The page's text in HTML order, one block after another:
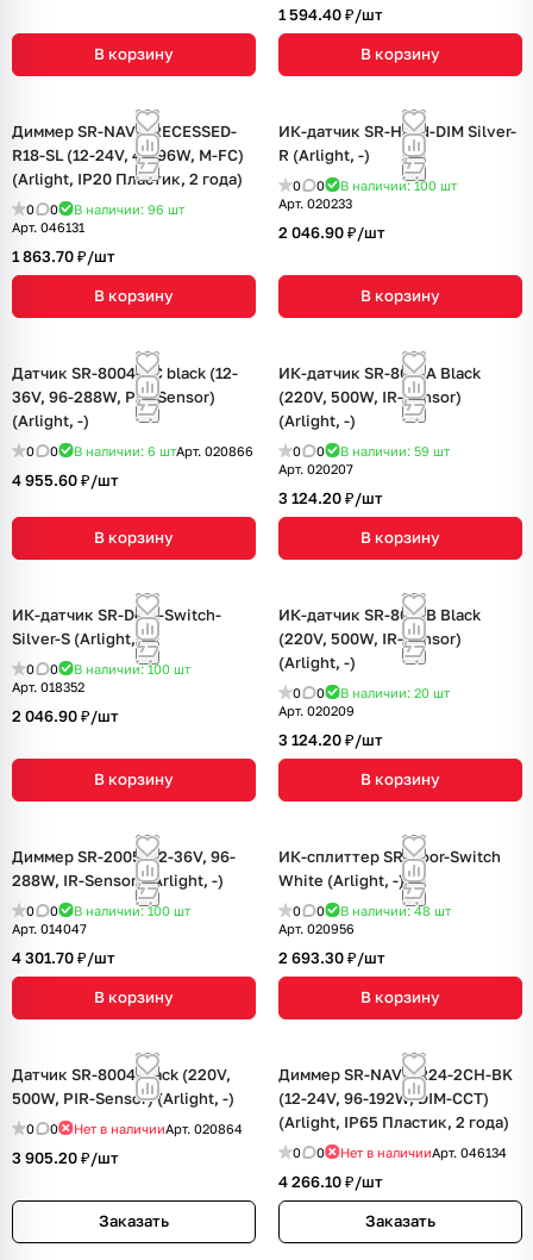
В корзину
1 594.40 ₽/шт
В корзину
Диммер SR-NAVE-RECESSED-
R18-SL (12-24V, 48-96W, M-FC)
(Arlight, IP20 Пластик, 2 года)
0 0 В наличии: 96 шт
Арт. 046131
1 863.70 ₽/шт
В корзину
ИК-датчик SR-Hand-DIM Silver-
R (Arlight, -)
0 0 В наличии: 100 шт
Арт. 020233
2 046.90 ₽/шт
В корзину
Датчик SR-8004-DC black (12-
36V, 96-288W, PIR-Sensor)
(Arlight, -)
0 0 В наличии: 6 штАрт. 020866
4 955.60 ₽/шт
В корзину
ИК-датчик SR-8001A Black
(220V, 500W, IR-Sensor)
(Arlight, -)
0 0 В наличии: 59 шт
Арт. 020207
3 124.20 ₽/шт
В корзину
ИК-датчик SR-Door-Switch-
Silver-S (Arlight, -)
0 0 В наличии: 100 шт
Арт. 018352
2 046.90 ₽/шт
В корзину
ИК-датчик SR-8001B Black
(220V, 500W, IR-Sensor)
(Arlight, -)
0 0 В наличии: 20 шт
Арт. 020209
3 124.20 ₽/шт
В корзину
Диммер SR-2005 (12-36V, 96-
288W, IR-Sensor) (Arlight, -)
0 0 В наличии: 100 шт
Арт. 014047
4 301.70 ₽/шт
В корзину
ИК-сплиттер SR-Door-Switch
White (Arlight, -)
0 0 В наличии: 48 шт
Арт. 020956
2 693.30 ₽/шт
В корзину
Датчик SR-8004 black (220V,
500W, PIR-Sensor) (Arlight, -)
0 0 Нет в наличииАрт. 020864
3 905.20 ₽/шт
Заказать
Диммер SR-NAVE-R24-2CH-BK
(12-24V, 96-192W, DIM-CCT)
(Arlight, IP65 Пластик, 2 года)
0 0 Нет в наличииАрт. 046134
4 266.10 ₽/шт
Заказать